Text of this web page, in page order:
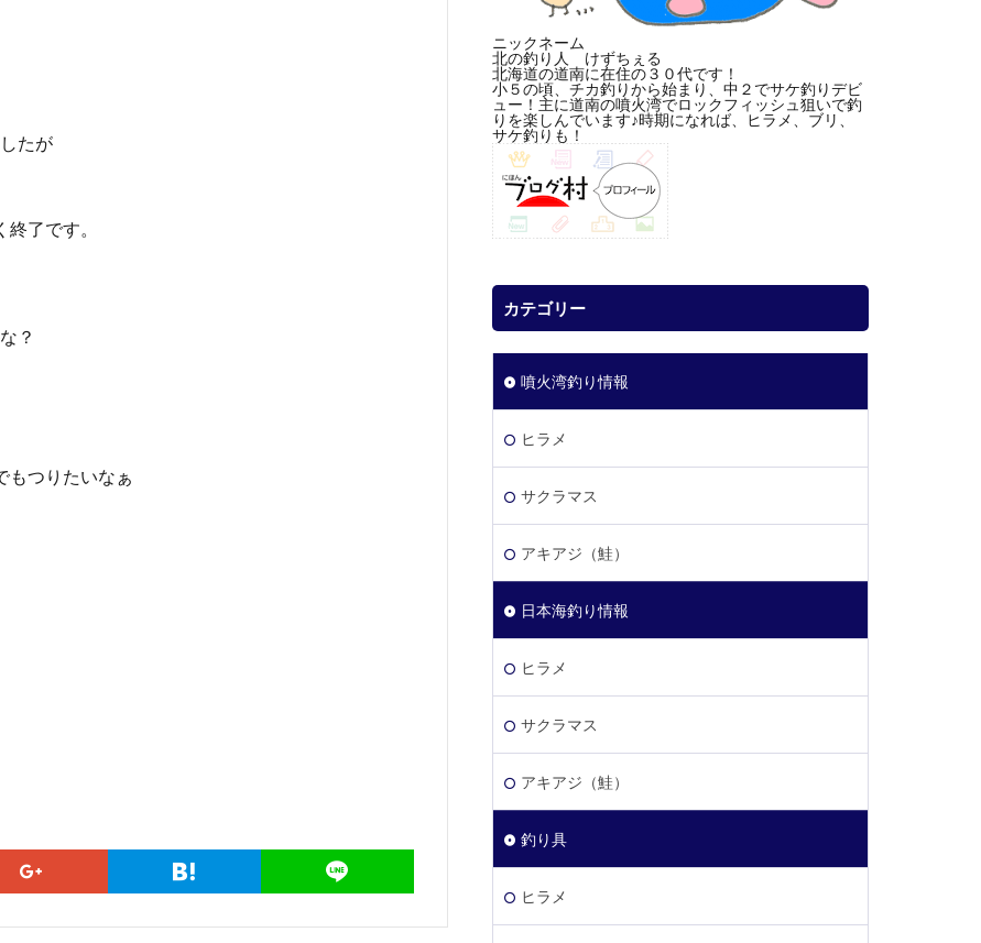
たが
了です。
？
もつりたいなぁ
ニックネーム
北の釣り人 けずちぇる
北海道の道南に在住の３０代です！
小５の頃、チカ釣りから始まり、中２でサケ釣りデビ
ュー！主に道南の噴火湾でロックフィッシュ狙いで釣
りを楽しんでいます♪時期になれば、ヒラメ、ブリ、
サケ釣りも！
カテゴリー
噴火湾釣り情報
ヒラメ
サクラマス
アキアジ（鮭）
日本海釣り情報
ヒラメ
サクラマス
アキアジ（鮭）
釣り具
ヒラメ